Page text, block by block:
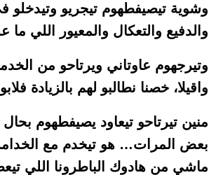
وشوية تيصيفطهوم تيجريو
والدفيع والتعكال والمعيور اللي
وتيرجهوم عاوتاني ويرتاحو من
واقيلا، خصنا نطالبو لهم بالزيادة
منين تيرتاحو تيعاود يصيفطهوم
بعض المرات… هو تيخدم مع
ماشي من هادوك الباطرونا اللي